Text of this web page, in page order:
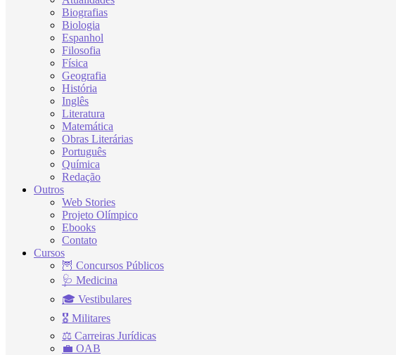
Biografias
Biologia
Espanhol
Filosofia
Física
Geografia
História
Inglês
Literatura
Matemática
Obras Literárias
Português
Química
Redação
Outros
Web Stories
Projeto Olímpico
Ebooks
Contato
Cursos
🦉 Concursos Públicos
🩺 Medicina
🎓 Vestibulares
🎖 Militares
⚖ Carreiras Jurídicas
💼 OAB